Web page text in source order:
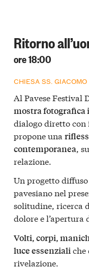
Ritorno
ore 18:00
CHIESA SS.
Al Pavese Festival
mostra fotografica
dialogo diretto con
propone una
contemporanea,
relazione.
Un progetto
pavesiano nel
solitudine, ricerca
dolore e l’apertura
Volti, corpi,
luce essenzialiche
rivelazione.